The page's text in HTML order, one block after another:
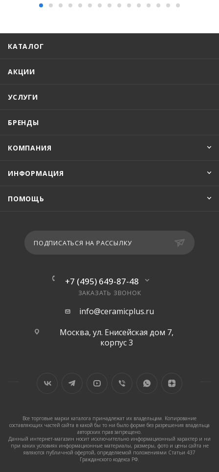
КАТАЛОГ
АКЦИИ
УСЛУГИ
БРЕНДЫ
КОМПАНИЯ
ИНФОРМАЦИЯ
ПОМОЩЬ
ПОДПИСАТЬСЯ НА РАССЫЛКУ
+7 (495) 649-87-48
ЗАКАЗАТЬ ЗВОНОК
info@ceramicplus.ru
Москва, ул. Енисейская дом 7,
корпус 3
Все торговые марки каталога принадлежат их владельцам. Копирование
составляющих частей сайта в какой бы то ни было форме без разрешения владельца
авторских прав запрещено.
Данный интернет-магазин носит исключительно информационный характер и ни
при каких условиях информационные материалы, размеры, фото и цены сайта не
являются публичной офертой, определяемой положениями Статьи 437
Гражданского кодекса РФ.